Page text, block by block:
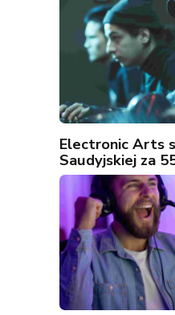
Electronic Arts
Saudyjskiej za